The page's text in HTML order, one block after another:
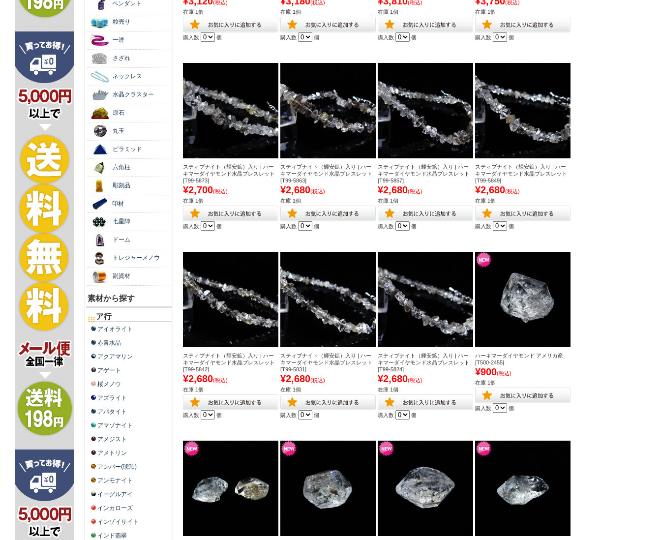
(税込)
在庫 1個
購入数 個
(税込)
在庫 1個
購入数 個
(税込)
在庫 1個
購入数 個
(税込)
在庫 1個
購入数 個
スティブナイト（輝安鉱）入り | ハー
キマーダイヤモンド水晶ブレスレット
[T99-5873]
¥2,700(税込)
在庫 1個
購入数 個
スティブナイト（輝安鉱）入り | ハー
キマーダイヤモンド水晶ブレスレット
[T99-5863]
¥2,680(税込)
在庫 1個
購入数 個
スティブナイト（輝安鉱）入り | ハー
キマーダイヤモンド水晶ブレスレット
[T99-5857]
¥2,680(税込)
在庫 1個
購入数 個
スティブナイト（輝安鉱）入り | ハー
キマーダイヤモンド水晶ブレスレット
[T99-5849]
¥2,680(税込)
在庫 1個
購入数 個
スティブナイト（輝安鉱）入り | ハー
キマーダイヤモンド水晶ブレスレット
[T99-5842]
¥2,680(税込)
在庫 1個
購入数 個
スティブナイト（輝安鉱）入り | ハー
キマーダイヤモンド水晶ブレスレット
[T99-5831]
¥2,680(税込)
在庫 1個
購入数 個
スティブナイト（輝安鉱）入り | ハー
キマーダイヤモンド水晶ブレスレット
[T99-5824]
¥2,680(税込)
在庫 1個
購入数 個
ハーキマーダイヤモンド アメリカ産
[T500-2455]
¥900(税込)
在庫 1個
購入数 個
ペンダント
粒売り
一連
さざれ
ネックレス
水晶クラスター
原石
丸玉
ピラミッド
六角柱
彫刻品
印材
七星陣
ドーム
トレジャーメノウ
副資材
素材から探す
ア行
アイオライト
赤青水晶
アクアマリン
アゲート
桜メノウ
アズライト
アパタイト
アマゾナイト
アメジスト
アメトリン
アンバー(琥珀)
アンモナイト
イーグルアイ
インカローズ
インゾイサイト
インド翡翠